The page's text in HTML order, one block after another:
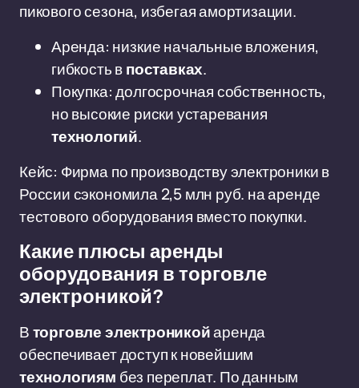
пикового сезона, избегая амортизации.
Аренда: низкие начальные вложения,
гибкость впоставках.
Покупка: долгосрочная собственность,
но высокие риски устаревания
технологий.
Кейс: Фирма по производству электроники в
России сэкономила 2,5 млн руб. на аренде
тестового оборудования вместо покупки.
Какие плюсы аренды
оборудования в торговле
электроникой?
Вторговле электроникойаренда
обеспечивает доступ к новейшим
технологиям без переплат. По данным